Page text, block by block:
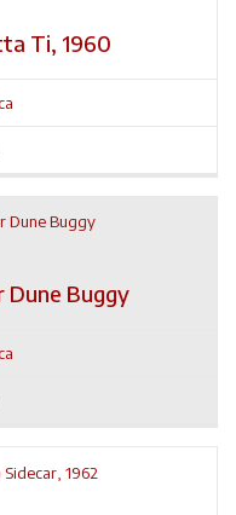
Ti, 1960
Dune Buggy